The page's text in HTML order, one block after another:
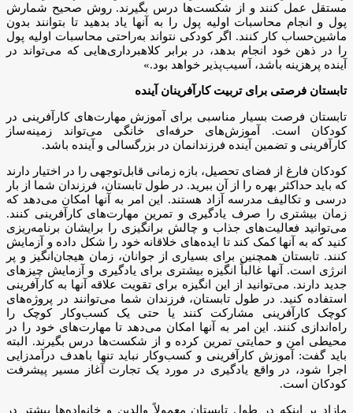
مستقل عمل کنند و از شکست‌ها درس بگیرند. روش صحیح شمارش
پول و انجام محاسبات اولیه پول را به آنها یاد بدهید تا بتوانند بدون
ماشین‌حساب کار کنند. اگر کودکی نتواند به‌راحتی محاسبات اولیه پول
را در ذهن خود انجام بدهد، در برابر کلاهبرداری‌هایی که می‌تواند در
آینده پرهزینه باشد، آسیب‌پذیر خواهد بود.»
تابستان فرصتی برای تربیت کارآفرینان آینده
تابستان فرصت بسیار مناسبی برای آموزش مهارت‌های کارآفرینی در
کودکان است. آموزش‌های حرفه‌ای خانگی می‌تواند زمینه‌ساز
کارآفرینی و تضمین آینده فرزندانمان در بزرگسالی و آینده باشد.
کودکان فارغ از فضای تحصیل، بازه زمانی قابل‌توجهی را در اختیار دارند
که باید حداکثر بهره را از آن ببرید. در طول تابستان، فرزندان شما از بار
درسی و تکالیف مدرسه آزاد هستند. این امر به آنها امکان می‌دهد که
زمان بیشتری را صرف یادگیری و تمرین مهارت‌های کارآفرینی کنند.
می‌توانید فعالیت‌های جذاب و چالش‌ برانگیزی را برایشان برنامه‌ریزی
کنید که به آنها کمک کند تا ایده‌های خلاقانه خود را شکل داده و آزمایش
کنند. تابستان همچنین برای بسیاری از جوانان، زمان هیجان‌انگیز و پر
انرژی است. آنها غالباً انگیزه بیشتری برای یادگیری و آزمایش چیزهای
جدید دارند. می‌توانید از این انگیزه برای تقویت علاقه آنها به کارآفرینی
استفاده کنید. در طول تابستان، فرزندان شما می‌توانند در پروژه‌های
کوچک کارآفرینی مشارکت کنند یا حتی یک کسب‌وکار کوچک را
راه‌اندازی کنند. این امر به آنها امکان می‌دهد تا مهارت‌های خود را در
محیطی امن و حمایتی تمرین کرده و از شکست‌ها درس بگیرند. البته
باید گفت: آموزش کارآفرینی و کسب‌وکار نباید تنها باهدف درآمدزایی
اجرا شود، در واقع یادگیری در مورد یک تجارت آغاز مسیر پیشرفت
کودکان است.
مازاد بر اینکه در طول تابستان معمولاً والدین و خانواده‌ها بیشتر در